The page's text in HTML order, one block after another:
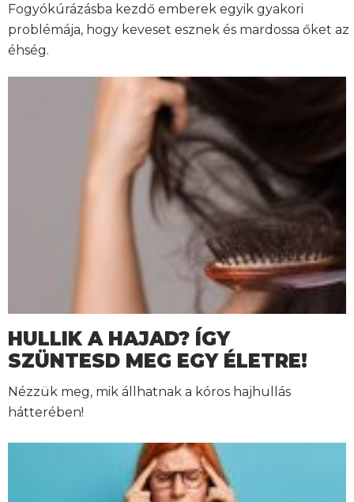
Fogyókúrázásba kezdő emberek egyik gyakori
problémája, hogy keveset esznek és mardossa őket az
éhség.
HULLIK A HAJAD? ÍGY
SZÜNTESD MEG EGY ÉLETRE!
Nézzük meg, mik állhatnak a kóros hajhullás
hátterében!